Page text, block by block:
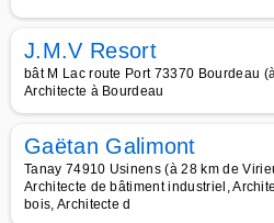
J.M.V Resort
bât M Lac route Port 73370 Bourdeau
Architecte à Bourdeau
Gaëtan Galimont
Tanay 74910 Usinens (à 28 km de
Architecte de bâtiment industriel,
bois, Architecte d